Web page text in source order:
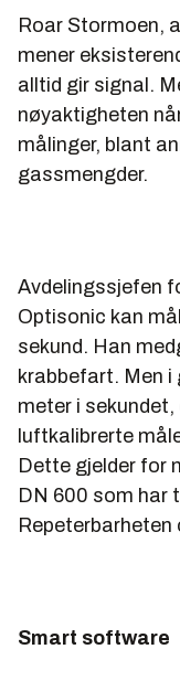
Roar Stormoen,
mener
alltid gir signal.
nøyaktigheten
målinger, blant
gassmengder.
Avdelingssjefen
Optisonic kan
sekund. Han
krabbefart. Men
meter i
luftkalibrerte
Dette gjelder for
DN 600 som har
Smart software